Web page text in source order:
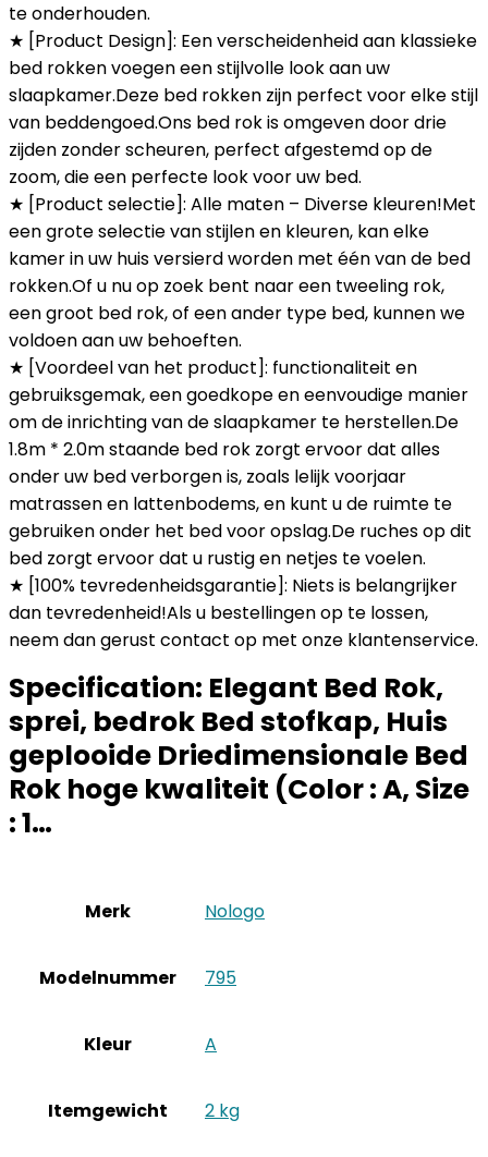
te onderhouden.
★ [Product Design]: Een verscheidenheid aan klassieke
bed rokken voegen een stijlvolle look aan uw
slaapkamer.Deze bed rokken zijn perfect voor elke stijl
van beddengoed.Ons bed rok is omgeven door drie
zijden zonder scheuren, perfect afgestemd op de
zoom, die een perfecte look voor uw bed.
★ [Product selectie]: Alle maten – Diverse kleuren!Met
een grote selectie van stijlen en kleuren, kan elke
kamer in uw huis versierd worden met één van de bed
rokken.Of u nu op zoek bent naar een tweeling rok,
een groot bed rok, of een ander type bed, kunnen we
voldoen aan uw behoeften.
★ [Voordeel van het product]: functionaliteit en
gebruiksgemak, een goedkope en eenvoudige manier
om de inrichting van de slaapkamer te herstellen.De
1.8m * 2.0m staande bed rok zorgt ervoor dat alles
onder uw bed verborgen is, zoals lelijk voorjaar
matrassen en lattenbodems, en kunt u de ruimte te
gebruiken onder het bed voor opslag.De ruches op dit
bed zorgt ervoor dat u rustig en netjes te voelen.
★ [100% tevredenheidsgarantie]: Niets is belangrijker
dan tevredenheid!Als u bestellingen op te lossen,
neem dan gerust contact op met onze klantenservice.
Specification: Elegant Bed Rok,
sprei, bedrok Bed stofkap, Huis
geplooide Driedimensionale Bed
Rok hoge kwaliteit (Color : A, Size
: 1…
Merk ‎Nologo
Modelnummer ‎795
Kleur ‎A
Itemgewicht ‎2 kg